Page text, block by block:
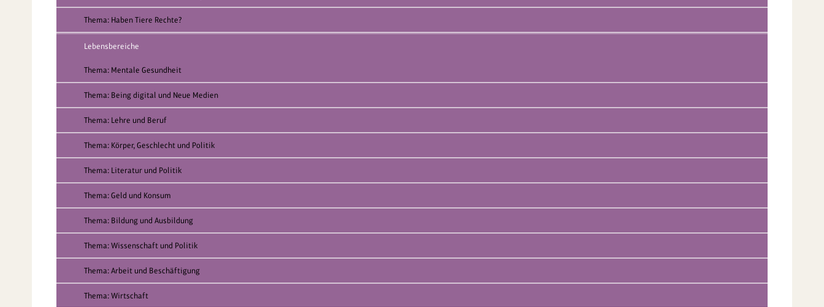
Thema: Haben Tiere Rechte?
Lebensbereiche
Thema: Mentale Gesundheit
Thema: Being digital und Neue Medien
Thema: Lehre und Beruf
Thema: Körper, Geschlecht und Politik
Thema: Literatur und Politik
Thema: Geld und Konsum
Thema: Bildung und Ausbildung
Thema: Wissenschaft und Politik
Thema: Arbeit und Beschäftigung
Thema: Wirtschaft